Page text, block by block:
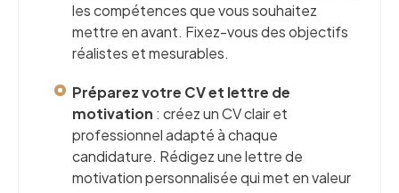
les compétences que vous souhaitez
mettre en avant. Fixez-vous des objectifs
réalistes et mesurables.
Préparez votre CV et lettre de
motivation : créez un CV clair et
professionnel adapté à chaque
candidature. Rédigez une lettre de
motivation personnalisée qui met en valeur